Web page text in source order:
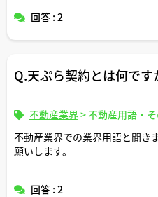
また、説明する宅建士さんによ
回答 : 2
Q.天ぷら契約とは何です
不動産業界>不動産用語・
不動産業界での業界用語と聞き
願いします。
回答 : 2